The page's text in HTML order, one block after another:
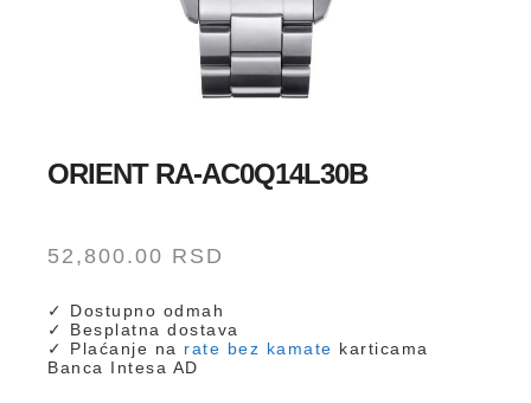
ORIENT RA-AC0Q14L30B
52,800.00 RSD
✓ Dostupno odmah
✓ Besplatna dostava
✓ Plaćanje na rate bez kamate karticama
Banca Intesa AD